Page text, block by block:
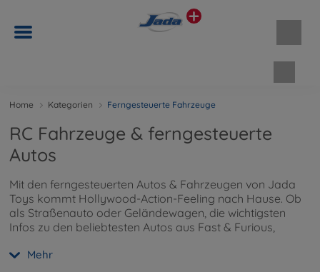
Home Kategorien Ferngesteuerte Fahrzeuge
RC Fahrzeuge & ferngesteuerte
Autos
Mit den ferngesteuerten Autos & Fahrzeugen von Jada
Toys kommt Hollywood-Action-Feeling nach Hause. Ob
als Straßenauto oder Geländewagen, die wichtigsten
Infos zu den beliebtesten Autos aus Fast & Furious,
Mehr